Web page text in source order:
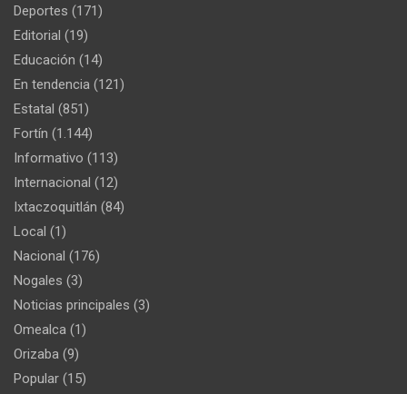
Deportes (171)
Editorial (19)
Educación (14)
En tendencia (121)
Estatal (851)
Fortín (1.144)
Informativo (113)
Internacional (12)
Ixtaczoquitlán (84)
Local (1)
Nacional (176)
Nogales (3)
Noticias principales (3)
Omealca (1)
Orizaba (9)
Popular (15)